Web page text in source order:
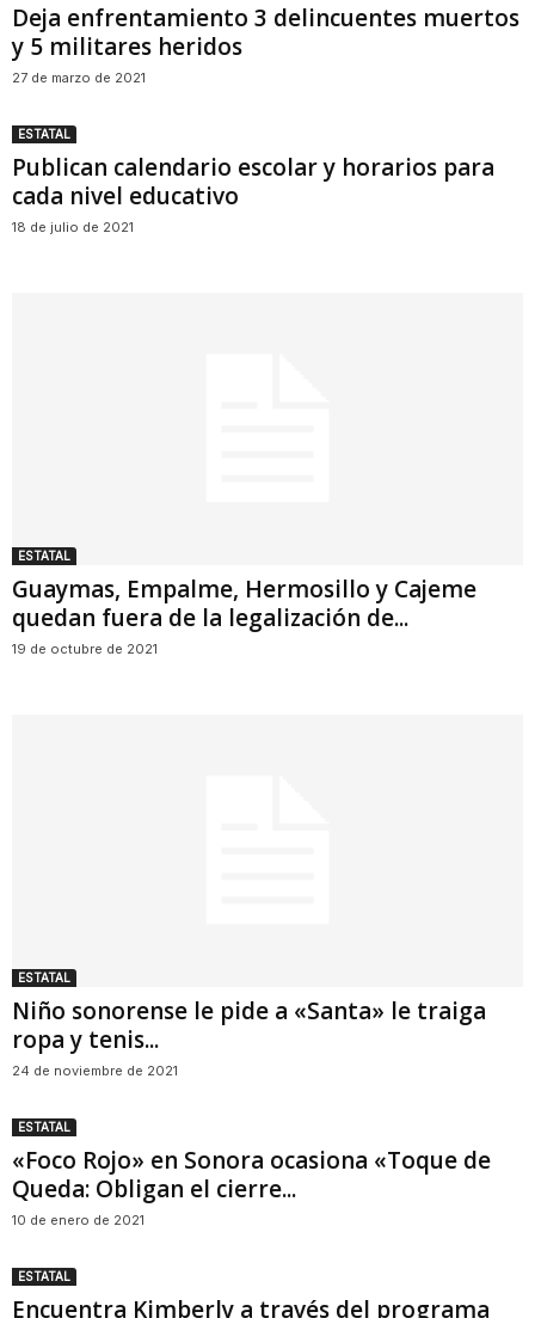
Deja enfrentamiento 3 delincuentes muertos
y 5 militares heridos
27 de marzo de 2021
ESTATAL
Publican calendario escolar y horarios para
cada nivel educativo
18 de julio de 2021
ESTATAL
Guaymas, Empalme, Hermosillo y Cajeme
quedan fuera de la legalización de...
19 de octubre de 2021
ESTATAL
Niño sonorense le pide a «Santa» le traiga
ropa y tenis...
24 de noviembre de 2021
ESTATAL
«Foco Rojo» en Sonora ocasiona «Toque de
Queda: Obligan el cierre...
10 de enero de 2021
ESTATAL
Encuentra Kimberly a través del programa